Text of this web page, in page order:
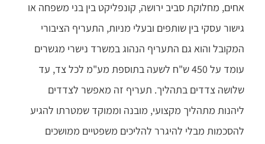
אחים, מחלוקת סביב ירושה, קונפליקט בין בני משפחה או
גישור עסקי בין שותפים ובעלי מניות, התעריף הציבורי
המקובל והוא גם התעריף הנהוג במשרד נישרי מגשרים
עומד על 450 ש"ח לשעה בתוספת מע"מ לכל צד, עד
שלושה צדדים בתהליך. תעריף זה מאפשר לצדדים
ליהנות מתהליך מקצועי, מובנה וממוקד שמטרתו להגיע
להסכמות מבלי להיגרר להליכים משפטיים ממושכים